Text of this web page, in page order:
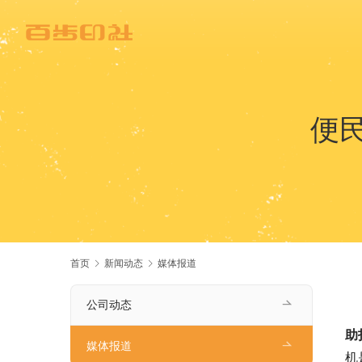
便
首页 新闻动态 媒体报道
助
机
公司动态
媒体报道